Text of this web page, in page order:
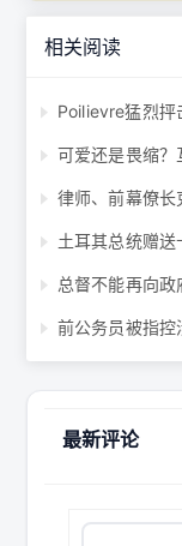
相关阅读
可爱还是畏缩？
土耳其总统赠
总督不能再向
前公务员被指控
最新评论